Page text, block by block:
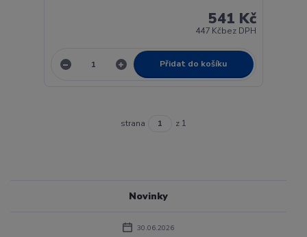
541 Kč
447 Kčbez DPH
Přidat do košíku
strana z 1
Novinky
30.06.2026